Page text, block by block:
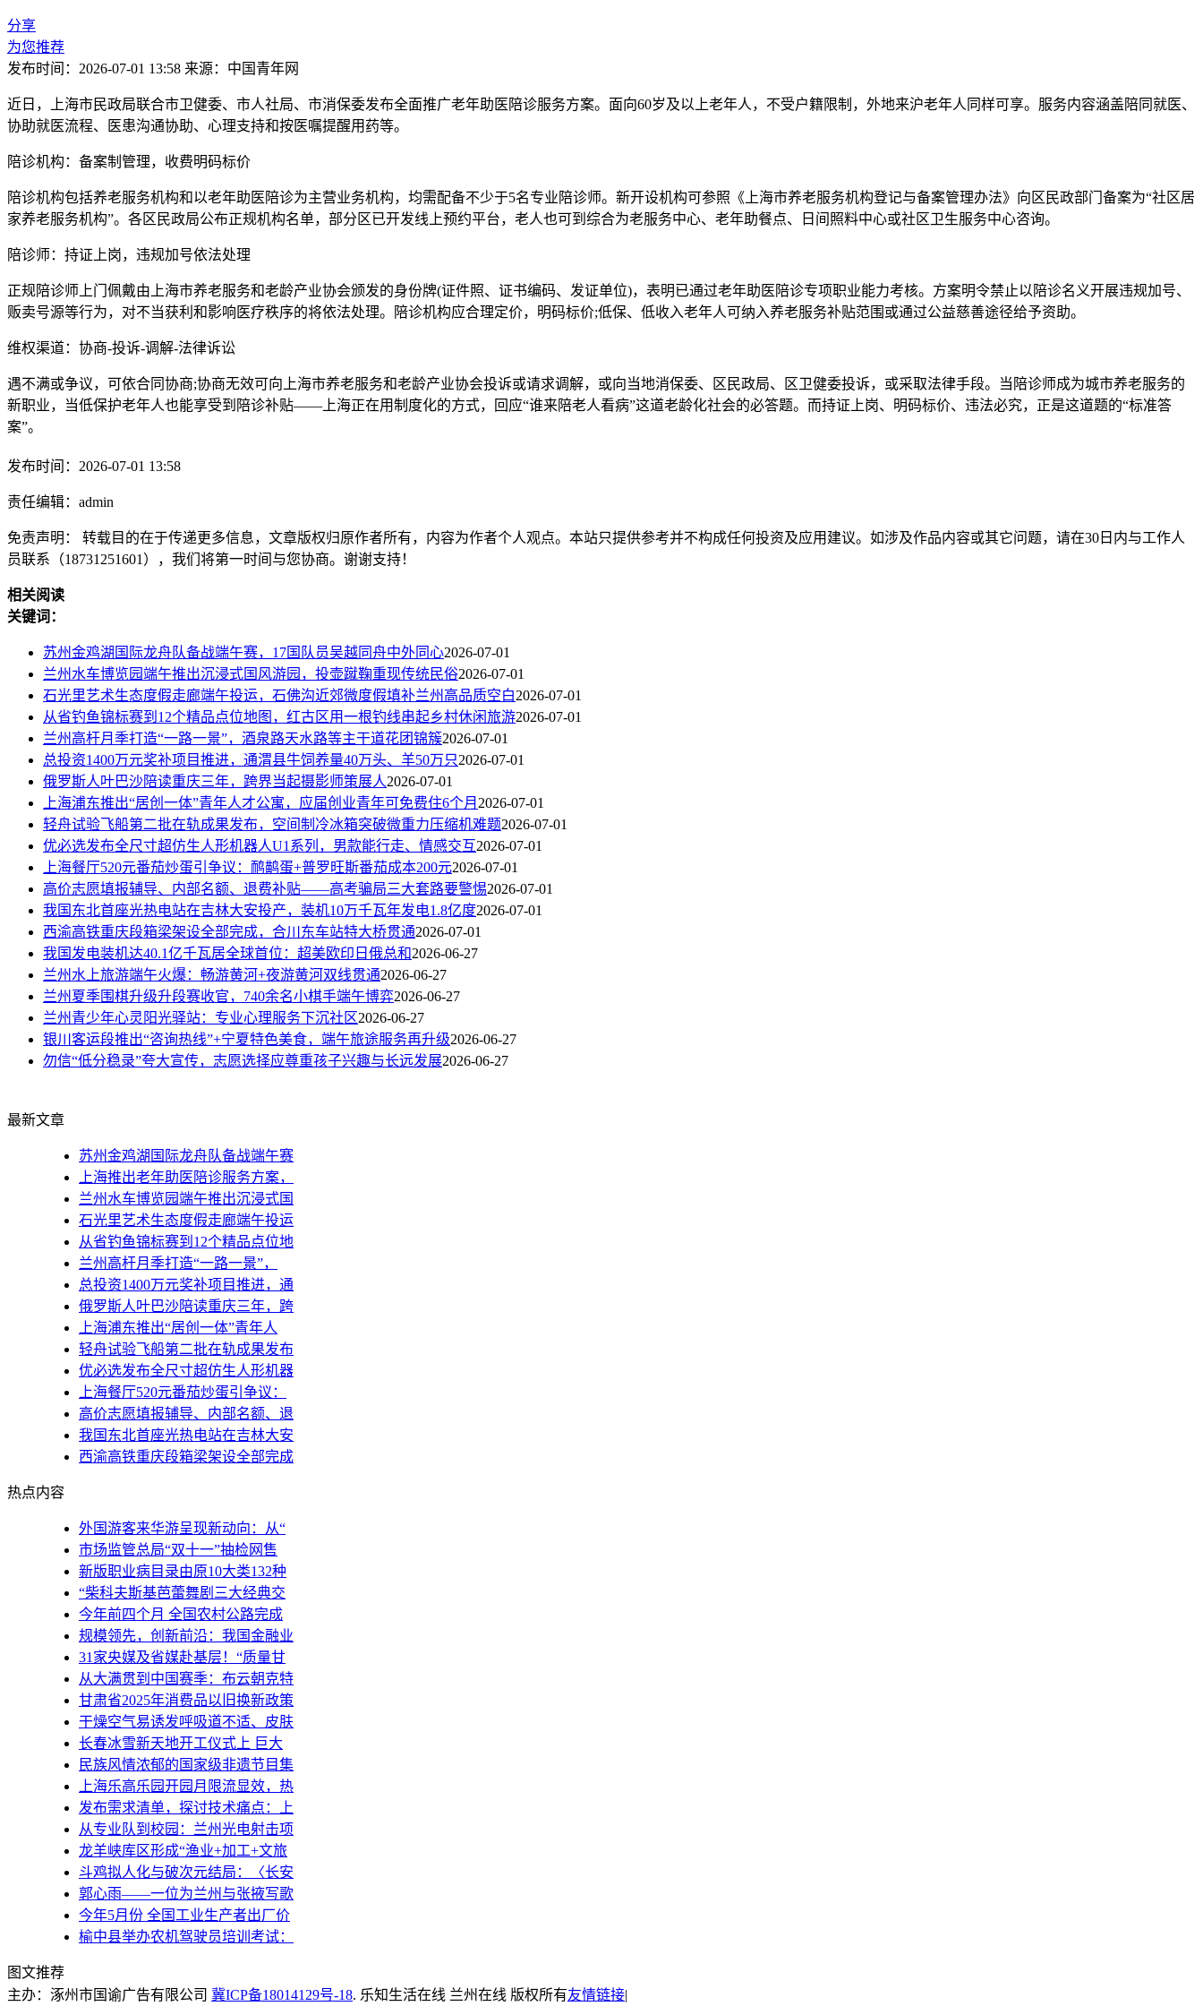
分享
为您推荐
发布时间：2026-07-01 13:58 来源：中国青年网
近日，上海市民政局联合市卫健委、市人社局、市消保委发布全面推广老年助医陪诊服务方案。面向60岁及以上老年人，不受户籍限制，外地来沪老年人同样可享。服务内容涵盖陪同就医、
协助就医流程、医患沟通协助、心理支持和按医嘱提醒用药等。
陪诊机构：备案制管理，收费明码标价
陪诊机构包括养老服务机构和以老年助医陪诊为主营业务机构，均需配备不少于5名专业陪诊师。新开设机构可参照《上海市养老服务机构登记与备案管理办法》向区民政部门备案为“社区居
家养老服务机构”。各区民政局公布正规机构名单，部分区已开发线上预约平台，老人也可到综合为老服务中心、老年助餐点、日间照料中心或社区卫生服务中心咨询。
陪诊师：持证上岗，违规加号依法处理
正规陪诊师上门佩戴由上海市养老服务和老龄产业协会颁发的身份牌(证件照、证书编码、发证单位)，表明已通过老年助医陪诊专项职业能力考核。方案明令禁止以陪诊名义开展违规加号、
贩卖号源等行为，对不当获利和影响医疗秩序的将依法处理。陪诊机构应合理定价，明码标价;低保、低收入老年人可纳入养老服务补贴范围或通过公益慈善途径给予资助。
维权渠道：协商-投诉-调解-法律诉讼
遇不满或争议，可依合同协商;协商无效可向上海市养老服务和老龄产业协会投诉或请求调解，或向当地消保委、区民政局、区卫健委投诉，或采取法律手段。当陪诊师成为城市养老服务的
新职业，当低保护老年人也能享受到陪诊补贴——上海正在用制度化的方式，回应“谁来陪老人看病”这道老龄化社会的必答题。而持证上岗、明码标价、违法必究，正是这道题的“标准答
案”。‍
发布时间：2026-07-01 13:58
责任编辑：admin
免责声明： 转载目的在于传递更多信息，文章版权归原作者所有，内容为作者个人观点。本站只提供参考并不构成任何投资及应用建议。如涉及作品内容或其它问题，请在30日内与工作人
员联系（18731251601），我们将第一时间与您协商。谢谢支持！
相关阅读
关键词：
苏州金鸡湖国际龙舟队备战端午赛，17国队员吴越同舟中外同心2026-07-01
兰州水车博览园端午推出沉浸式国风游园，投壶蹴鞠重现传统民俗2026-07-01
石光里艺术生态度假走廊端午投运，石佛沟近郊微度假填补兰州高品质空白2026-07-01
从省钓鱼锦标赛到12个精品点位地图，红古区用一根钓线串起乡村休闲旅游2026-07-01
兰州高杆月季打造“一路一景”，酒泉路天水路等主干道花团锦簇2026-07-01
总投资1400万元奖补项目推进，通渭县牛饲养量40万头、羊50万只2026-07-01
俄罗斯人叶巴沙陪读重庆三年，跨界当起摄影师策展人2026-07-01
上海浦东推出“居创一体”青年人才公寓，应届创业青年可免费住6个月 2026-07-01
轻舟试验飞船第二批在轨成果发布，空间制冷冰箱突破微重力压缩机难题2026-07-01
优必选发布全尺寸超仿生人形机器人U1系列，男款能行走、情感交互2026-07-01
上海餐厅520元番茄炒蛋引争议：鸸鹋蛋+普罗旺斯番茄成本200元2026-07-01
高价志愿填报辅导、内部名额、退费补贴——高考骗局三大套路要警惕2026-07-01
我国东北首座光热电站在吉林大安投产，装机10万千瓦年发电1.8亿度2026-07-01
西渝高铁重庆段箱梁架设全部完成，合川东车站特大桥贯通2026-07-01
我国发电装机达40.1亿千瓦居全球首位：超美欧印日俄总和2026-06-27
兰州水上旅游端午火爆：畅游黄河+夜游黄河双线贯通2026-06-27
兰州夏季围棋升级升段赛收官，740余名小棋手端午博弈2026-06-27
兰州青少年心灵阳光驿站：专业心理服务下沉社区2026-06-27
银川客运段推出“咨询热线”+宁夏特色美食，端午旅途服务再升级2026-06-27
勿信“低分稳录”夸大宣传，志愿选择应尊重孩子兴趣与长远发展2026-06-27
最新文章
苏州金鸡湖国际龙舟队备战端午赛
上海推出老年助医陪诊服务方案，
兰州水车博览园端午推出沉浸式国
石光里艺术生态度假走廊端午投运
从省钓鱼锦标赛到12个精品点位地
兰州高杆月季打造“一路一景”，
总投资1400万元奖补项目推进，通
俄罗斯人叶巴沙陪读重庆三年，跨
上海浦东推出“居创一体”青年人
轻舟试验飞船第二批在轨成果发布
优必选发布全尺寸超仿生人形机器
上海餐厅520元番茄炒蛋引争议：
高价志愿填报辅导、内部名额、退
我国东北首座光热电站在吉林大安
西渝高铁重庆段箱梁架设全部完成
热点内容
外国游客来华游呈现新动向：从“
市场监管总局“双十一”抽检网售
新版职业病目录由原10大类132种
“柴科夫斯基芭蕾舞剧三大经典交
今年前四个月 全国农村公路完成
规模领先，创新前沿：我国金融业
31家央媒及省媒赴基层！“质量甘
从大满贯到中国赛季：布云朝克特
甘肃省2025年消费品以旧换新政策
干燥空气易诱发呼吸道不适、皮肤
长春冰雪新天地开工仪式上 巨大
民族风情浓郁的国家级非遗节目集
上海乐高乐园开园月限流显效，热
发布需求清单，探讨技术痛点：上
从专业队到校园：兰州光电射击项
龙羊峡库区形成“渔业+加工+文旅
斗鸡拟人化与破次元结局：〈长安
郭心雨——一位为兰州与张掖写歌
今年5月份 全国工业生产者出厂价
榆中县举办农机驾驶员培训考试：
图文推荐
主办：涿州市国谕广告有限公司 冀ICP备18014129号-18. 乐知生活在线 兰州在线 版权所有友情链接|